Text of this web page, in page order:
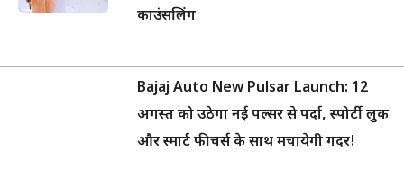
काउंसलिंग
Bajaj Auto New Pulsar Launch: 12
अगस्त को उठेगा नई पल्सर से पर्दा, स्पोर्टी लुक
और स्मार्ट फीचर्स के साथ मचायेगी गदर!